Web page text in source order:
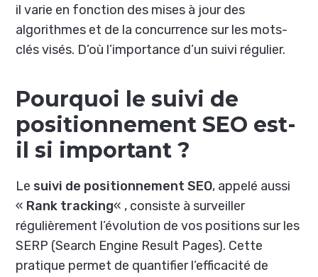
il varie en fonction des mises à jour des
algorithmes et de la concurrence sur les mots-
clés visés. D’où l’importance d’un suivi régulier.
Pourquoi le suivi de
positionnement SEO est-
il si important ?
Le suivi de positionnement SEO, appelé aussi
« Rank tracking« , consiste à surveiller
régulièrement l’évolution de vos positions sur les
SERP (Search Engine Result Pages). Cette
pratique permet de quantifier l’efficacité de